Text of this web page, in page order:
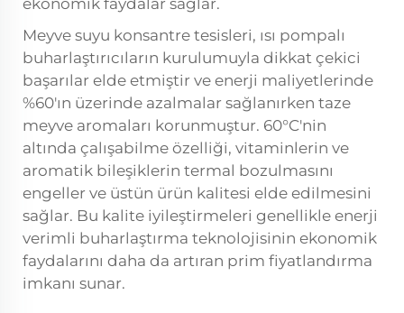
Meyve suyu konsantre tesisleri, ısı pompalı
buharlaştırıcıların kurulumuyla dikkat çekici
başarılar elde etmiştir ve enerji maliyetlerinde
%60'ın üzerinde azalmalar sağlanırken taze
meyve aromaları korunmuştur. 60°C'nin
altında çalışabilme özelliği, vitaminlerin ve
aromatik bileşiklerin termal bozulmasını
engeller ve üstün ürün kalitesi elde edilmesini
sağlar. Bu kalite iyileştirmeleri genellikle enerji
verimli buharlaştırma teknolojisinin ekonomik
faydalarını daha da artıran prim fiyatlandırma
imkanı sunar.